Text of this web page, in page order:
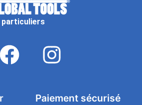
Paiement sécurisé